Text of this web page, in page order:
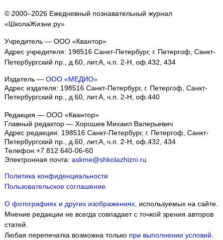
© 2000–2026 Ежедневный познавательный журнал
«ШколаЖизни.ру»
Учредитель — ООО «Квантор»
Адрес учредителя: 198516 Санкт-Петербург, г. Петергоф, Санкт-
Петербургский пр., д.60, лит.А, ч.п. 2-Н, оф.432, 434
Издатель — ООО «МЕДИО»
Адрес издателя: 198516 Санкт-Петербург, г. Петергоф, Санкт-
Петербургский пр., д.60, лит.А, ч.п. 2-Н, оф.440
Редакция — ООО «Квантор»
Главный редактор — Хорошев Михаил Валерьевич
Адрес редакции: 198516 Санкт-Петербург, г. Петергоф, Санкт-
Петербургский пр., д.60, лит.А, ч.п. 2-Н, оф.432, 434
Телефон:+7 812 640-06-60
Электронная почта: askme@shkolazhizni.ru
Политика конфиденциальности
Пользовательское соглашение
О фотографиях и других изображениях, используемых на сайте.
Мнение редакции не всегда совпадает с точкой зрения авторов
статей.
Любая перепечатка возможна только при выполнении условий.